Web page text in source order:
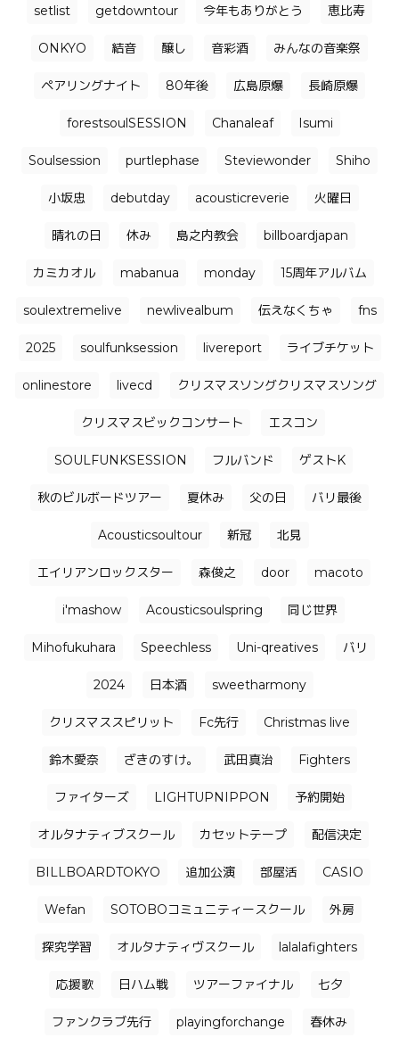
setlist getdowntour 今年もありがとう 恵比寿
ONKYO 結音 醸し 音彩酒 みんなの音楽祭
ペアリングナイト 80年後 広島原爆 長崎原爆
forestsoulSESSION Chanaleaf Isumi
Soulsession purtlephase Steviewonder Shiho
小坂忠 debutday acousticreverie 火曜日
晴れの日 休み 島之内教会 billboardjapan
カミカオル mabanua monday 15周年アルバム
soulextremelive newlivealbum 伝えなくちゃ fns
2025 soulfunksession livereport ライブチケット
onlinestore livecd クリスマスソングクリスマスソング
クリスマスビックコンサート エスコン
SOULFUNKSESSION フルバンド ゲストK
秋のビルボードツアー 夏休み 父の日 バリ最後
Acousticsoultour 新冠 北見
エイリアンロックスター 森俊之 door macoto
i'mashow Acousticsoulspring 同じ世界
Mihofukuhara Speechless Uni-qreatives バリ
2024 日本酒 sweetharmony
クリスマススピリット Fc先行 Christmas live
鈴木愛奈 ざきのすけ。 武田真治 Fighters
ファイターズ LIGHTUPNIPPON 予約開始
オルタナティブスクール カセットテープ 配信決定
BILLBOARDTOKYO 追加公演 部屋活 CASIO
Wefan SOTOBOコミュニティースクール 外房
探究学習 オルタナティヴスクール lalalafighters
応援歌 日ハム戦 ツアーファイナル 七夕
ファンクラブ先行 playingforchange 春休み